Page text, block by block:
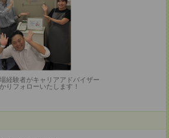
経験者がキャリアアドバイザー
りフォローいたします！